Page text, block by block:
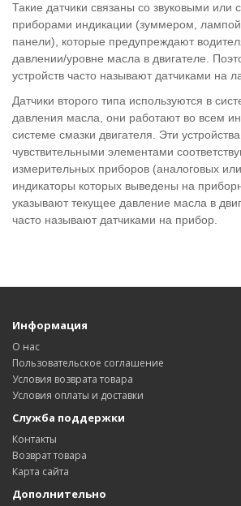
Такие датчики связаны со звуковыми или
приборами индикации (зуммером,
панели), которые предупреждают
давлении/уровне масла в двигателе.
устройств часто называют датчиками на
Датчики второго типа используются в
давления масла, они работают во всем
системе смазки двигателя. Эти
чувствительными элементами
измерительных приборов (аналоговых
индикаторы которых выведены на
указывают текущее давление масла в
часто называют датчиками на прибор.
Информация
О нас
Пользовательское соглашение
Условия возврата товара
Условия оплаты и доставки
Служба поддержки
Контакты
Возврат товара
Карта сайта
Дополнительно